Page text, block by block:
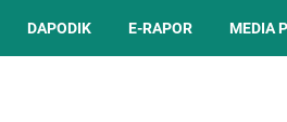
DAPODIK E-RAPOR MEDIA